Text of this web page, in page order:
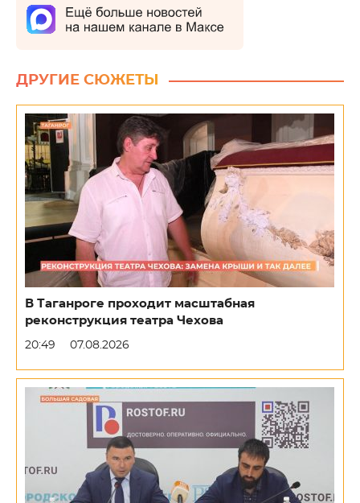
ДРУГИЕ СЮЖЕТЫ
В Таганроге проходит масштабная
реконструкция театра Чехова
20:49 07.08.2026